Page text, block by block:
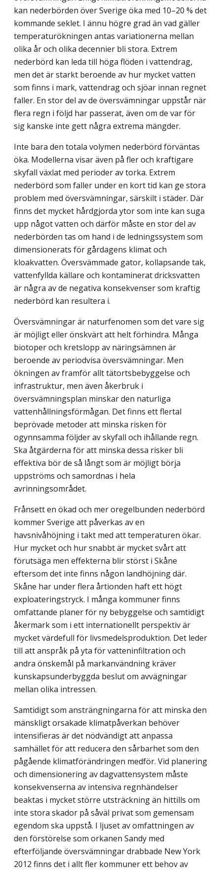
kan nederbörden över Sverige öka med 10–20 % det
kommande seklet. I ännu högre grad än vad gäller
temperaturökningen antas variationerna mellan
olika år och olika decennier bli stora. Extrem
nederbörd kan leda till höga flöden i vattendrag,
men det är starkt beroende av hur mycket vatten
som finns i mark, vattendrag och sjöar innan regnet
faller. En stor del av de översvämningar uppstår när
flera regn i följd har passerat, även om de var för
sig kanske inte gett några extrema mängder.
Inte bara den totala volymen nederbörd förväntas
öka. Modellerna visar även på fler och kraftigare
skyfall växlat med perioder av torka. Extrem
nederbörd som faller under en kort tid kan ge stora
problem med översvämningar, särskilt i städer. Där
finns det mycket hårdgjorda ytor som inte kan suga
upp något vatten och därför måste en stor del av
nederbörden tas om hand i de ledningssystem som
dimensionerats för gårdagens klimat och
kloakvatten. Översvämmade gator, kollapsande tak,
vattenfyllda källare och kontaminerat dricksvatten
är några av de negativa konsekvenser som kraftig
nederbörd kan resultera i.
Översvämningar är naturfenomen som det vare sig
är möjligt eller önskvärt att helt förhindra. Många
biotoper och kretslopp av näringsämnen är
beroende av periodvisa översvämningar. Men
ökningen av framför allt tätortsbebyggelse och
infrastruktur, men även åkerbruk i
översvämningsplan minskar den naturliga
vattenhållningsförmågan. Det finns ett flertal
beprövade metoder att minska risken för
ogynnsamma följder av skyfall och ihållande regn.
Ska åtgärderna för att minska dessa risker bli
effektiva bör de så långt som är möjligt börja
uppströms och samordnas i hela
avrinningsområdet.
Frånsett en ökad och mer oregelbunden nederbörd
kommer Sverige att påverkas av en
havsnivåhöjning i takt med att temperaturen ökar.
Hur mycket och hur snabbt är mycket svårt att
förutsäga men effekterna blir störst i Skåne
eftersom det inte finns någon landhöjning där.
Skåne har under flera årtionden haft ett högt
exploateringstryck. I många kommuner finns
omfattande planer för ny bebyggelse och samtidigt
åkermark som i ett internationellt perspektiv är
mycket värdefull för livsmedelsproduktion. Det leder
till att anspråk på yta för vatteninfiltration och
andra önskemål på markanvändning kräver
kunskapsunderbyggda beslut om avvägningar
mellan olika intressen.
Samtidigt som ansträngningarna för att minska den
mänskligt orsakade klimatpåverkan behöver
intensifieras är det nödvändigt att anpassa
samhället för att reducera den sårbarhet som den
pågående klimatförändringen medför. Vid planering
och dimensionering av dagvattensystem måste
konsekvenserna av intensiva regnhändelser
beaktas i mycket större utsträckning än hittills om
inte stora skador på såväl privat som gemensam
egendom ska uppstå. I ljuset av omfattningen av
den förstörelse som orkanen Sandy med
efterföljande översvämningar drabbade New York
2012 finns det i allt fler kommuner ett behov av